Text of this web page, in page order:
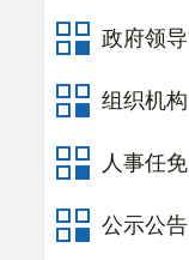
政府领导
组织机构
人事任免
公示公告